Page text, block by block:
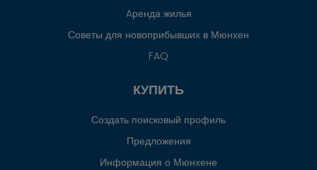
Aренда жилья
Советы для новоприбывших в Мюнхен
FAQ
КУПИТЬ
Создать поисковый профиль
Предложения
Информация о Мюнхене